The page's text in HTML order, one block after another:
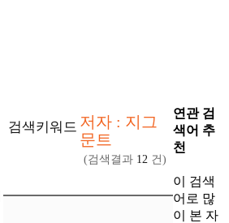
검색키워드 저자 : 지그
문트
(검색결과 12 건)
연관 검
색어 추
천
이 검색
어로 많
이 본 자